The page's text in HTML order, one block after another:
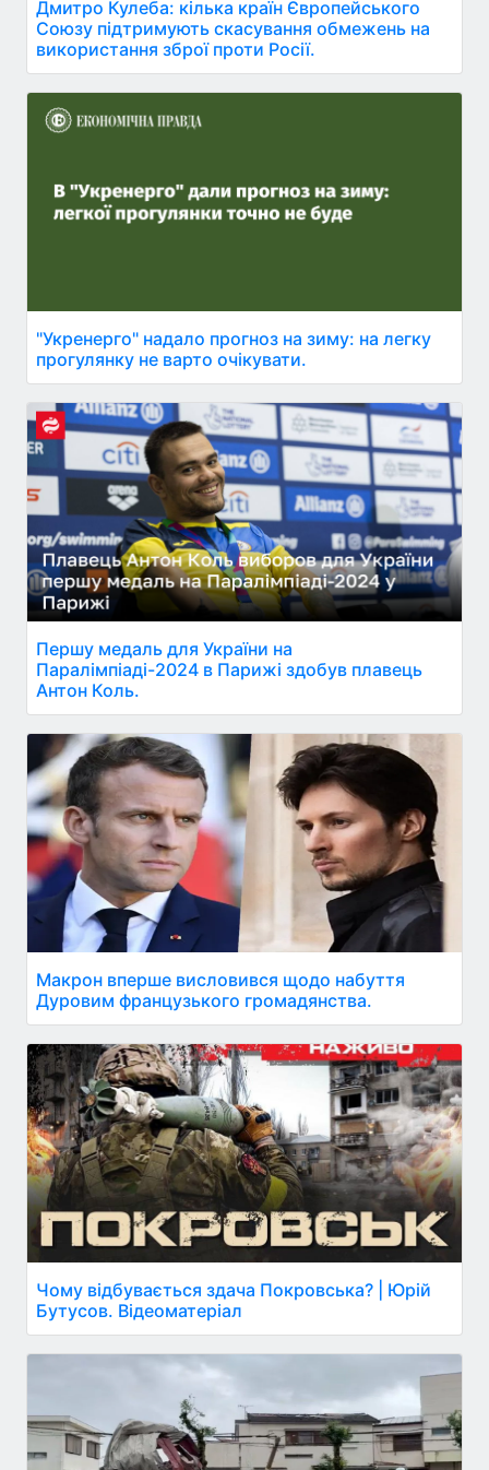
Дмитро Кулеба: кілька країн Європейського
Союзу підтримують скасування обмежень на
використання зброї проти Росії.
"Укренерго" надало прогноз на зиму: на легку
прогулянку не варто очікувати.
Першу медаль для України на
Паралімпіаді-2024 в Парижі здобув плавець
Антон Коль.
Макрон вперше висловився щодо набуття
Дуровим французького громадянства.
Чому відбувається здача Покровська? | Юрій
Бутусов. Відеоматеріал